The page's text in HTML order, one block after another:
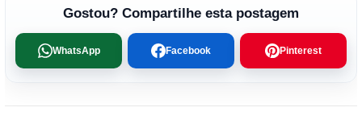
Gostou? Compartilhe esta postagem
WhatsApp Facebook Pinterest